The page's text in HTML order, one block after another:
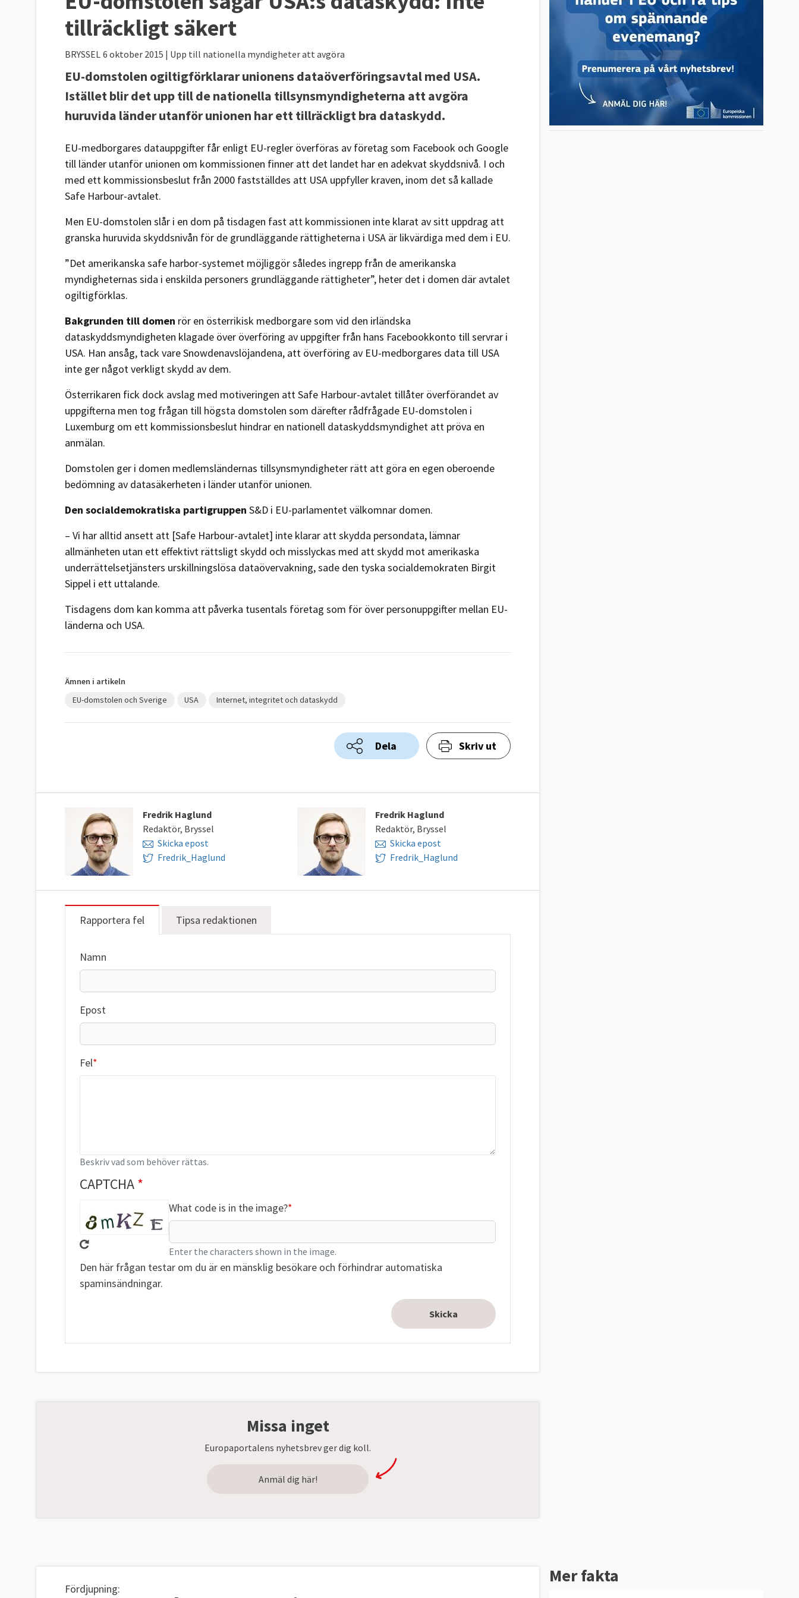
tillräckligt säkert
BRYSSEL 6 oktober 2015 | Upp till nationella myndigheter att avgöra
EU-domstolen ogiltigförklarar unionens dataöverföringsavtal med USA.
Istället blir det upp till de nationella tillsynsmyndigheterna att avgöra
huruvida länder utanför unionen har ett tillräckligt bra dataskydd.
EU-medborgares datauppgifter får enligt EU-regler överföras av företag som Facebook och Google
till länder utanför unionen om kommissionen finner att det landet har en adekvat skyddsnivå. I och
med ett kommissionsbeslut från 2000 fastställdes att USA uppfyller kraven, inom det så kallade
Safe Harbour-avtalet.
Men EU-domstolen slår i en dom på tisdagen fast att kommissionen inte klarat av sitt uppdrag att
granska huruvida skyddsnivån för de grundläggande rättigheterna i USA är likvärdiga med dem i EU.
”Det amerikanska safe harbor-systemet möjliggör således ingrepp från de amerikanska
myndigheternas sida i enskilda personers grundläggande rättigheter”, heter det i domen där avtalet
ogiltigförklas.
Bakgrunden till domen rör en österrikisk medborgare som vid den irländska
dataskyddsmyndigheten klagade över överföring av uppgifter från hans Facebookkonto till servrar i
USA. Han ansåg, tack vare Snowdenavslöjandena, att överföring av EU-medborgares data till USA
inte ger något verkligt skydd av dem.
Österrikaren fick dock avslag med motiveringen att Safe Harbour-avtalet tillåter överförandet av
uppgifterna men tog frågan till högsta domstolen som därefter rådfrågade EU-domstolen i
Luxemburg om ett kommissionsbeslut hindrar en nationell dataskyddsmyndighet att pröva en
anmälan.
Domstolen ger i domen medlemsländernas tillsynsmyndigheter rätt att göra en egen oberoende
bedömning av datasäkerheten i länder utanför unionen.
Den socialdemokratiska partigruppen S&D i EU-parlamentet välkomnar domen.
– Vi har alltid ansett att [Safe Harbour-avtalet] inte klarar att skydda persondata, lämnar
allmänheten utan ett effektivt rättsligt skydd och misslyckas med att skydd mot amerikaska
underrättelsetjänsters urskillningslösa dataövervakning, sade den tyska socialdemokraten Birgit
Sippel i ett uttalande.
Tisdagens dom kan komma att påverka tusentals företag som för över personuppgifter mellan EU-
länderna och USA.
Ämnen i artikeln
EU-domstolen och Sverige
USA Internet, integritet och dataskydd
Dela Skriv ut
Fredrik Haglund
Redaktör, Bryssel
Skicka epost
Fredrik_Haglund
Fredrik Haglund
Redaktör, Bryssel
Skicka epost
Fredrik_Haglund
Rapportera fel Tipsa redaktionen
Namn
Epost
Fel
Beskriv vad som behöver rättas.
CAPTCHA
What code is in the image?
Enter the characters shown in the image.
Den här frågan testar om du är en mänsklig besökare och förhindrar automatiska
spaminsändningar.
Missa inget
Europaportalens nyhetsbrev ger dig koll.
Anmäl dig här!
Fördjupning:
Mer fakta